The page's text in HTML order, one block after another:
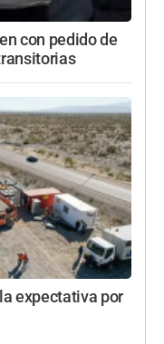
con pedido de
expectativa por